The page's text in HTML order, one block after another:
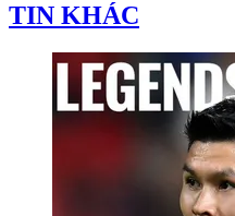
TIN KHÁC